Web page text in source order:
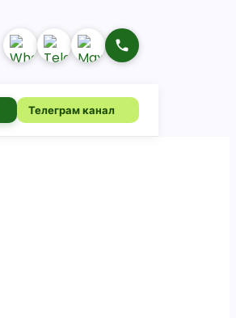
Телеграм канал